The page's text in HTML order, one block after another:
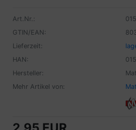
Art.Nr.:
GTIN/EAN:
Lieferzeit:
HAN:
Hersteller:
Mehr Artikel von: